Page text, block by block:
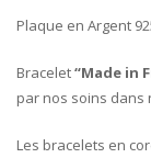
Plaque en Argent
Bracelet“Made in
par nos soins dans
Les bracelets en